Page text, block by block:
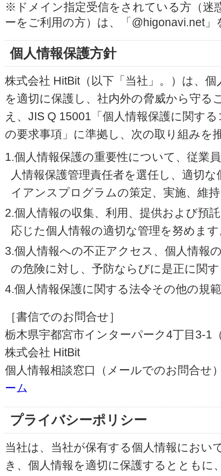
※ドメイン指定受信をされている方（迷
ーをご利用の方）は、「@higonavi.net
個人情報保護方針
株式会社 HitBit（以下「当社」。）は、
を適切に保護し、社内外の脅威から守る
え、JIS Q 15001「個人情報保護に関す
の要求事項」に準拠し、次の取り組みを
1.個人情報保護の重要性について、従業
人情報保護管理責任者を選任し、適切
イアンスプログラムの策定、実施、維
2.個人情報の収集、利用、提供および預
応じた個人情報の適切な管理を努めま
3.個人情報への不正アクセス、個人情報
の危険に対し、予防ならびに是正に関
4.個人情報保護に関する法令その他の規
［書信でのお問合せ］
栃木県宇都宮市インターパーク4丁目3-1
株式会社 HitBit
個人情報相談窓口（メールでのお問合せ
ーム
プライバシーポリシー
当社は、当社が保有する個人情報におい
き、個人情報を適切に保護するとともに